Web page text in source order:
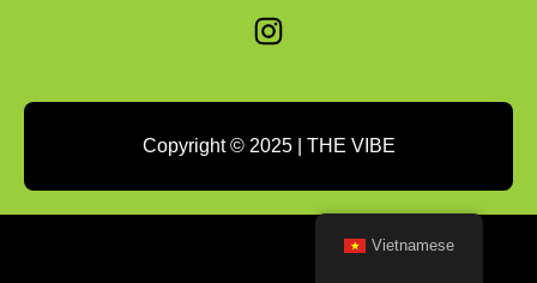
Instagram
Copyright © 2025 | THE VIBE
Vietnamese